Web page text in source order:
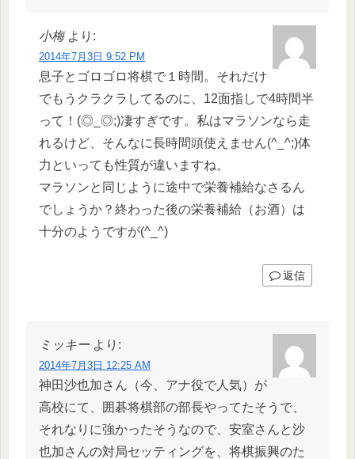
小梅 より:
2014年7月3日 9:52 PM
息子とゴロゴロ将棋で１時間。それだけ
でもうクラクラしてるのに、12面指しで4時間半
って！(◎_◎;)凄すぎです。私はマラソンなら走
れるけど、そんなに長時間頭使えません(^_^;)体
力といっても性質が違いますね。
マラソンと同じように途中で栄養補給なさるん
でしょうか？終わった後の栄養補給（お酒）は
十分のようですが(^_^)
返信
ミッキー より:
2014年7月3日 12:25 AM
神田沙也加さん（今、アナ役で人気）が
高校にて、囲碁将棋部の部長やってたそうで、
それなりに強かったそうなので、安室さんと沙
也加さんの対局セッティングを、将棋振興のた